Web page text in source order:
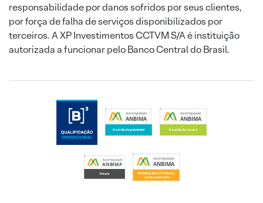
responsabilidade por danos sofridos por seus clientes,
por força de falha de serviços disponibilizados por
terceiros. A XP Investimentos CCTVM S/A é instituição
autorizada a funcionar pelo Banco Central do Brasil.